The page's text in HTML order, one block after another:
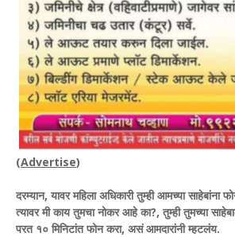
(Advertise)
दरम्यान, यावर महिला अधिकारी तुम्ही आमच्या साहेबांना
त्यावर मी काय तुमचा नोकर आहे का?, तुम्ही तुमच्या
परत १० मिनिटांत फोन करा, असं आमदारांनी म्हटलंय.